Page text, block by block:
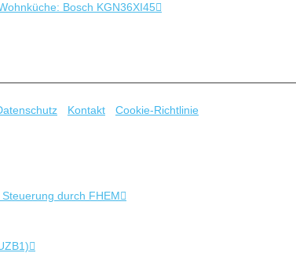
Bosch KGN36XI45
durch FHEM
ich mit dem Fibaro RGBW (FGRGB-101) nicht
Controller am besten in FHEM einbinden kannst. Für
Kontakt
Cookie-Richtlinie